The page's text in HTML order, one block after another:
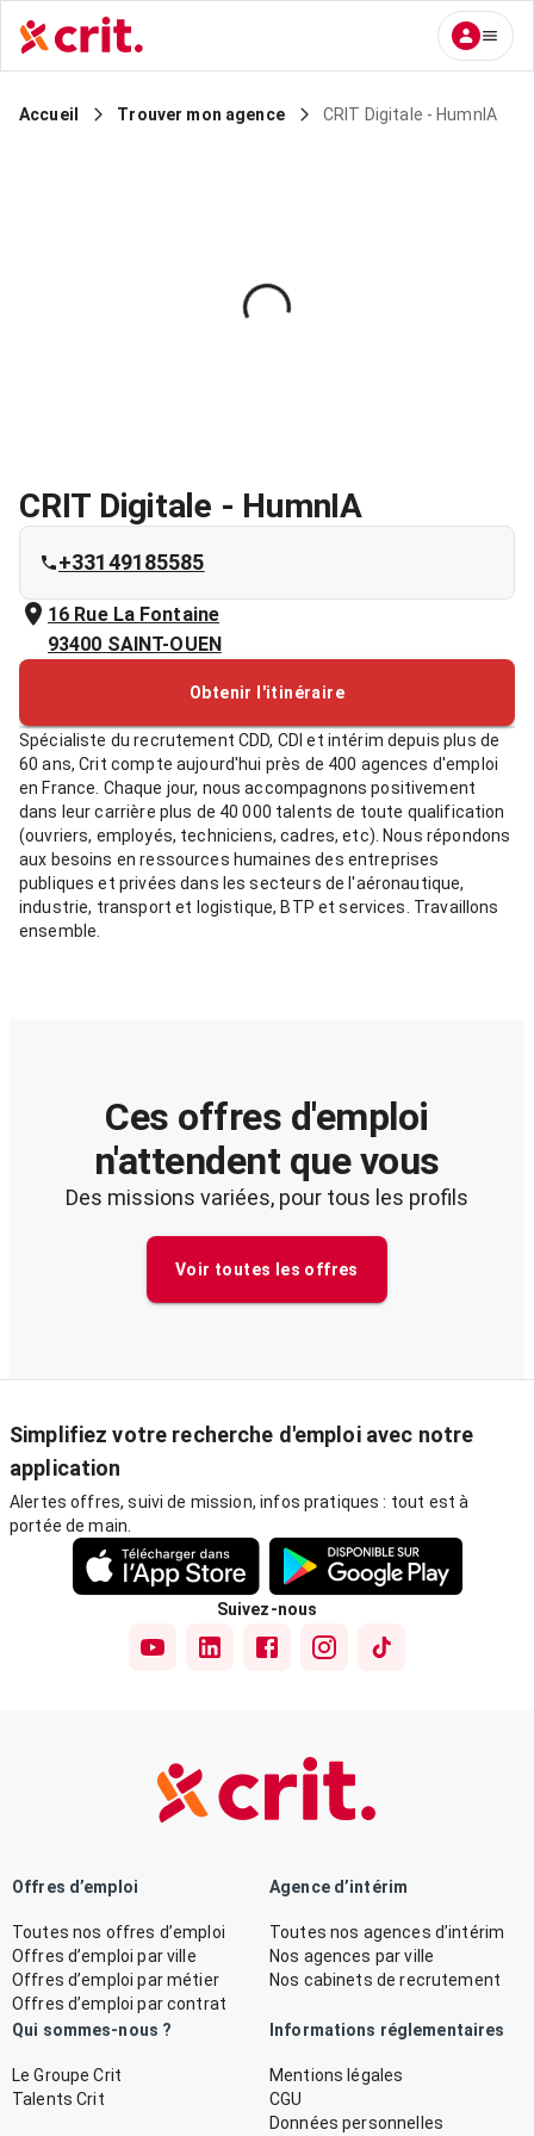
Accueil Trouver mon agence CRIT Digitale - HumnIA
CRIT Digitale - HumnIA
+33149185585
16 Rue La Fontaine
93400 SAINT-OUEN
Obtenir l'itinéraire
Spécialiste du recrutement CDD, CDI et intérim depuis plus de
60 ans, Crit compte aujourd'hui près de 400 agences d'emploi
en France. Chaque jour, nous accompagnons positivement
dans leur carrière plus de 40 000 talents de toute qualification
(ouvriers, employés, techniciens, cadres, etc). Nous répondons
aux besoins en ressources humaines des entreprises
publiques et privées dans les secteurs de l'aéronautique,
industrie, transport et logistique, BTP et services. Travaillons
ensemble.
Ces offres d'emploi
n'attendent que vous
Des missions variées, pour tous les profils
Voir toutes les offres
Simplifiez votre recherche d'emploi avec notre
application
Alertes offres, suivi de mission, infos pratiques : tout est à
portée de main.
Suivez-nous
Offres d’emploi
Toutes nos offres d’emploi
Offres d’emploi par ville
Offres d’emploi par métier
Offres d’emploi par contrat
Agence d’intérim
Toutes nos agences d’intérim
Nos agences par ville
Nos cabinets de recrutement
Qui sommes-nous ?
Le Groupe Crit
Talents Crit
Informations réglementaires
Mentions légales
CGU
Données personnelles